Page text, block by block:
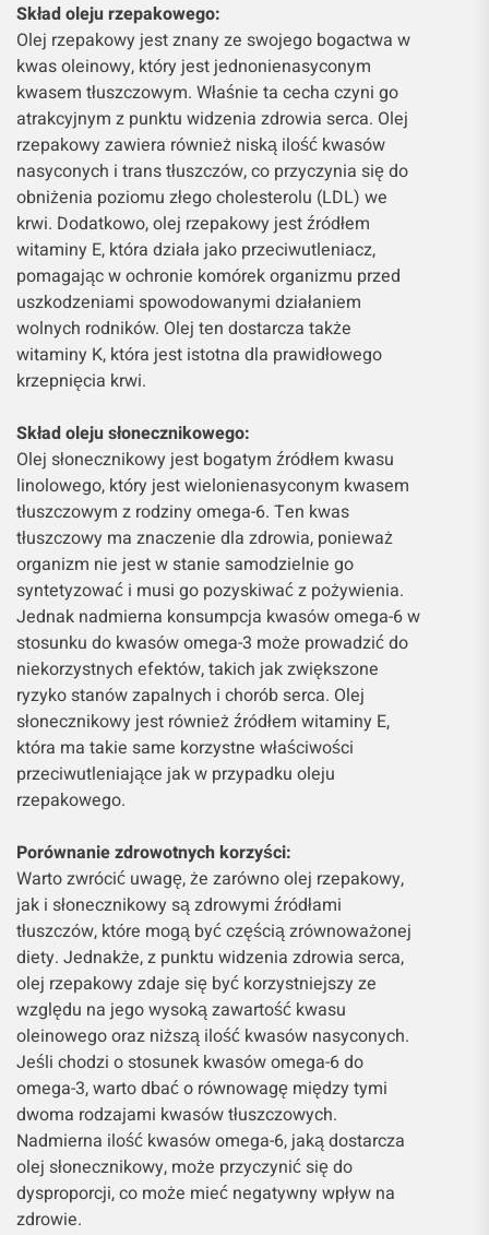
Skład oleju rzepakowego:
Olej rzepakowy jest znany ze swojego bogactwa w
kwas oleinowy, który jest jednonienasyconym
kwasem tłuszczowym. Właśnie ta cecha czyni go
atrakcyjnym z punktu widzenia zdrowia serca. Olej
rzepakowy zawiera również niską ilość kwasów
nasyconych i trans tłuszczów, co przyczynia się do
obniżenia poziomu złego cholesterolu (LDL) we
krwi. Dodatkowo, olej rzepakowy jest źródłem
witaminy E, która działa jako przeciwutleniacz,
pomagając w ochronie komórek organizmu przed
uszkodzeniami spowodowanymi działaniem
wolnych rodników. Olej ten dostarcza także
witaminy K, która jest istotna dla prawidłowego
krzepnięcia krwi.
Skład oleju słonecznikowego:
Olej słonecznikowy jest bogatym źródłem kwasu
linolowego, który jest wielonienasyconym kwasem
tłuszczowym z rodziny omega-6. Ten kwas
tłuszczowy ma znaczenie dla zdrowia, ponieważ
organizm nie jest w stanie samodzielnie go
syntetyzować i musi go pozyskiwać z pożywienia.
Jednak nadmierna konsumpcja kwasów omega-6 w
stosunku do kwasów omega-3 może prowadzić do
niekorzystnych efektów, takich jak zwiększone
ryzyko stanów zapalnych i chorób serca. Olej
słonecznikowy jest również źródłem witaminy E,
która ma takie same korzystne właściwości
przeciwutleniające jak w przypadku oleju
rzepakowego.
Porównanie zdrowotnych korzyści:
Warto zwrócić uwagę, że zarówno olej rzepakowy,
jak i słonecznikowy są zdrowymi źródłami
tłuszczów, które mogą być częścią zrównoważonej
diety. Jednakże, z punktu widzenia zdrowia serca,
olej rzepakowy zdaje się być korzystniejszy ze
względu na jego wysoką zawartość kwasu
oleinowego oraz niższą ilość kwasów nasyconych.
Jeśli chodzi o stosunek kwasów omega-6 do
omega-3, warto dbać o równowagę między tymi
dwoma rodzajami kwasów tłuszczowych.
Nadmierna ilość kwasów omega-6, jaką dostarcza
olej słonecznikowy, może przyczynić się do
dysproporcji, co może mieć negatywny wpływ na
zdrowie.